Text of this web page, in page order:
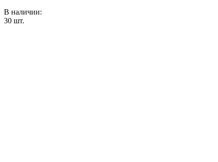
В наличии:
30 шт.